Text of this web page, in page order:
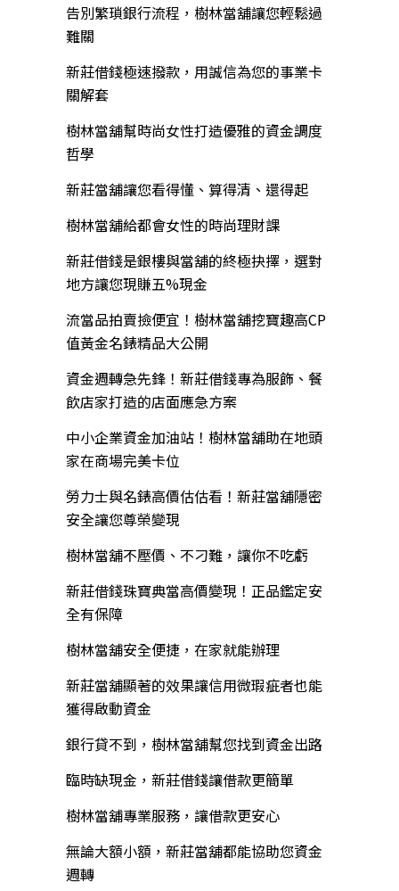
告別繁瑣銀行流程，樹林當舖讓您輕鬆過
難關
新莊借錢極速撥款，用誠信為您的事業卡
關解套
樹林當舖幫時尚女性打造優雅的資金調度
哲學
新莊當舖讓您看得懂、算得清、還得起
樹林當舖給都會女性的時尚理財課
新莊借錢是銀樓與當舖的終極抉擇，選對
地方讓您現賺五%現金
流當品拍賣撿便宜！樹林當舖挖寶趣高CP
值黃金名錶精品大公開
資金週轉急先鋒！新莊借錢專為服飾、餐
飲店家打造的店面應急方案
中小企業資金加油站！樹林當舖助在地頭
家在商場完美卡位
勞力士與名錶高價估估看！新莊當舖隱密
安全讓您尊榮變現
樹林當舖不壓價、不刁難，讓你不吃虧
新莊借錢珠寶典當高價變現！正品鑑定安
全有保障
樹林當舖安全便捷，在家就能辦理
新莊當舖顯著的效果讓信用微瑕疵者也能
獲得啟動資金
銀行貸不到，樹林當舖幫您找到資金出路
臨時缺現金，新莊借錢讓借款更簡單
樹林當舖專業服務，讓借款更安心
無論大額小額，新莊當舖都能協助您資金
週轉